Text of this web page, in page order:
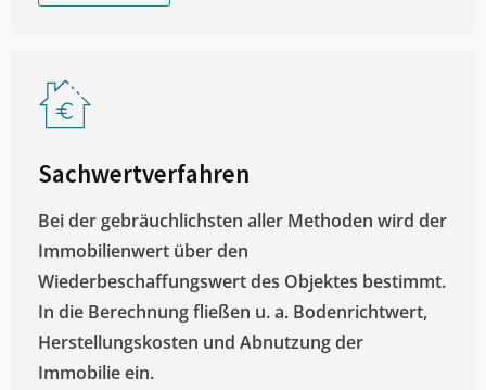
Sachwertverfahren
Bei der gebräuchlichsten aller Methoden wird der
Immobilienwert über den
Wiederbeschaffungswert des Objektes bestimmt.
In die Berechnung fließen u. a. Bodenrichtwert,
Herstellungskosten und Abnutzung der
Immobilie ein.